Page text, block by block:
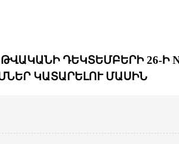
ԴԵԿՏԵՄԲԵՐԻ 26-Ի
ԿԱՏԱՐԵԼՈՒ ՄԱՍԻՆ